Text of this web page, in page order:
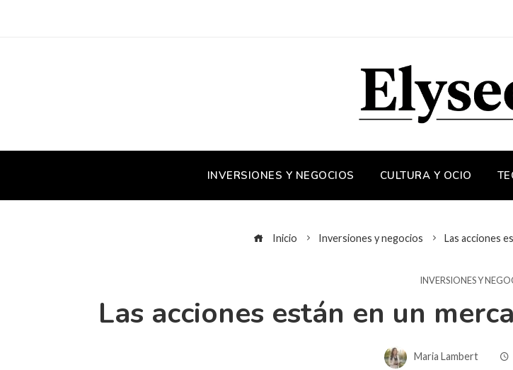
INVERSIONES Y NEGOCIOS CULTURA Y OCIO
Inicio Inversiones y negocios Las acciones
INVERSIONES Y
Las acciones están en un
Maria Lambert